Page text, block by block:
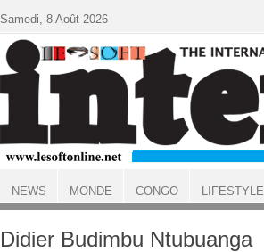
ACCUEIL
Didier Budimbu Ntubuanga
Samedi, 8 Août 2026
NEWS MONDE CONGO LIFESTYLE